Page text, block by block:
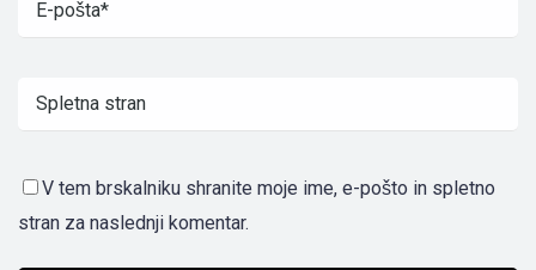
V tem brskalniku shranite moje ime, e-pošto in spletno
stran za naslednji komentar.